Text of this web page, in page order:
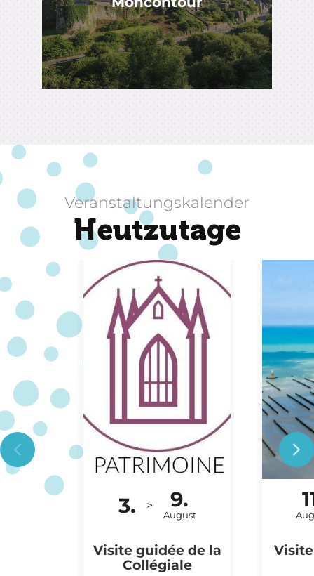
Veranstaltungskalender
Heutzutage
3. > 9.
August
Visite guidée de la
Collégiale
BESICHTIGUNG